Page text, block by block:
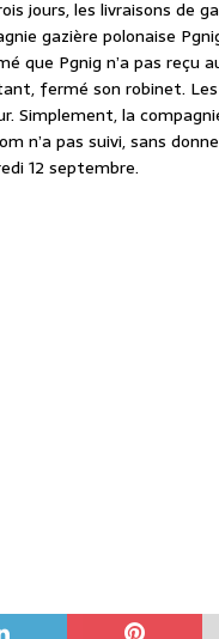
jours, les livraisons de
gazière polonaise
que Pgnig n’a pas reçu
fermé son robinet.
Simplement, la
n’a pas suivi, sans
12 septembre.